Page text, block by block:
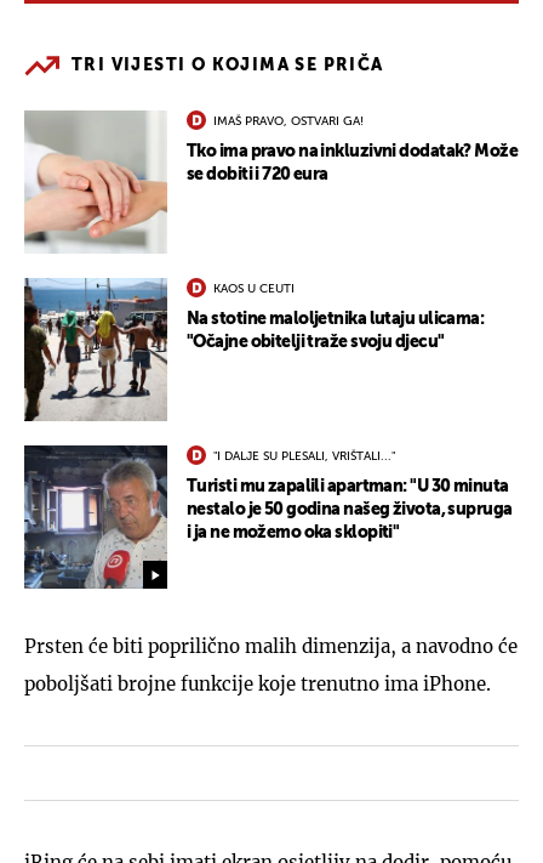
TRI VIJESTI O KOJIMA SE PRIČA
IMAŠ PRAVO, OSTVARI GA!
Tko ima pravo na inkluzivni dodatak? Može
se dobiti i 720 eura
KAOS U CEUTI
Na stotine maloljetnika lutaju ulicama:
"Očajne obitelji traže svoju djecu"
"I DALJE SU PLESALI, VRIŠTALI..."
Turisti mu zapalili apartman: "U 30 minuta
nestalo je 50 godina našeg života, supruga
i ja ne možemo oka sklopiti"
Prsten će biti poprilično malih dimenzija, a navodno će
poboljšati brojne funkcije koje trenutno ima iPhone.